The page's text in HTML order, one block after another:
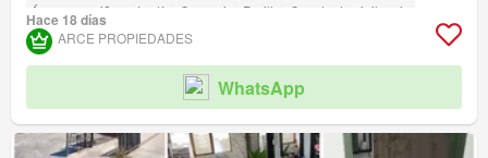
Área para niños
Jardín Conserje Parilla
Caseta de vigilancia
Acceso para personas con discapacidad
Hace 18 días
ARCE PROPIEDADES
WhatsApp